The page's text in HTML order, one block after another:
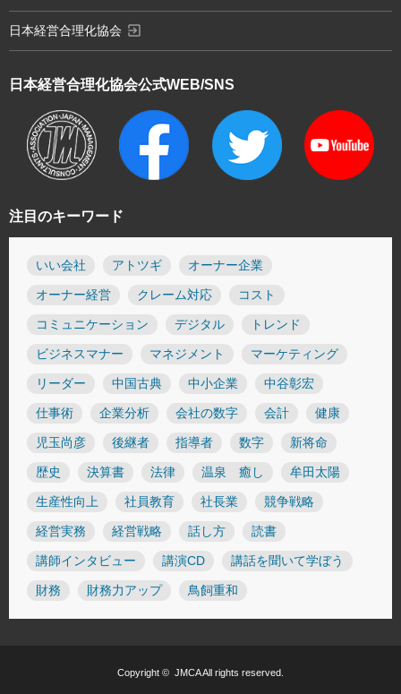
注目のキーワード
いい会社 アトツギ オーナー企業
オーナー経営 クレーム対応 コスト
コミュニケーション デジタル トレンド
ビジネスマナー マネジメント マーケティング
リーダー 中国古典 中小企業 中谷彰宏
仕事術 企業分析 会社の数字 会計 健康
児玉尚彦 後継者 指導者 数字 新将命
歴史 決算書 法律 温泉 癒し 牟田太陽
生産性向上 社員教育 社長業 競争戦略
経営実務 経営戦略 話し方 読書
講師インタビュー 講演CD 講話を聞いて学ぼう
財務 財務力アップ 鳥飼重和
日本経営合理化協会公式WEB/SNS
日本経営合理化協会 exit_to_app
Copyright © JMCAAll rights reserved.